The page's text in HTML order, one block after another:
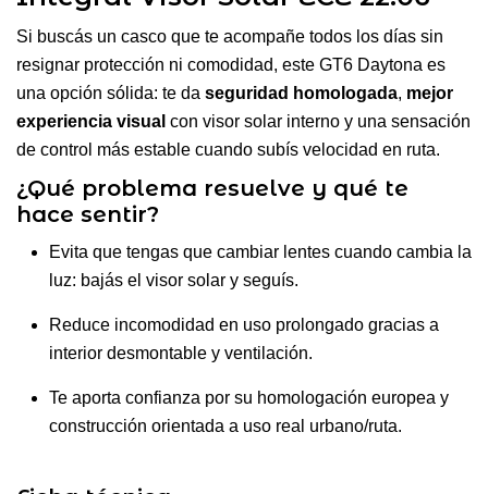
Si buscás un casco que te acompañe todos los días sin
resignar protección ni comodidad, este GT6 Daytona es
una opción sólida: te da seguridad homologada, mejor
experiencia visual con visor solar interno y una sensación
de control más estable cuando subís velocidad en ruta.
¿Qué problema resuelve y qué te
hace sentir?
Evita que tengas que cambiar lentes cuando cambia la
luz: bajás el visor solar y seguís.
Reduce incomodidad en uso prolongado gracias a
interior desmontable y ventilación.
Te aporta confianza por su homologación europea y
construcción orientada a uso real urbano/ruta.